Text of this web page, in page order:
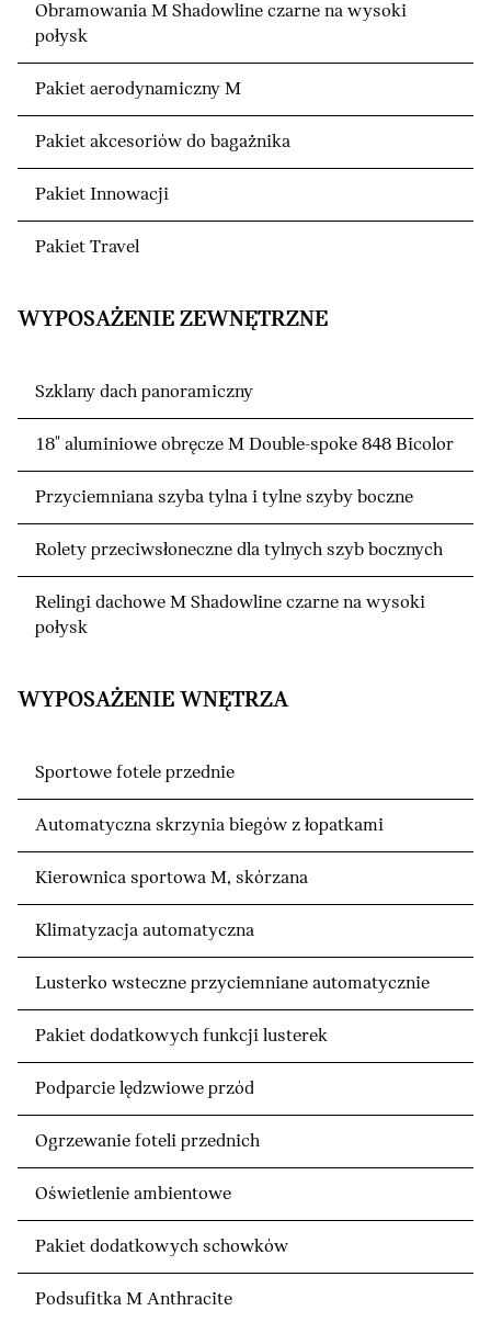
Obramowania M Shadowline czarne na wysoki
połysk
Pakiet aerodynamiczny M
Pakiet akcesoriów do bagażnika
Pakiet Innowacji
Pakiet Travel
WYPOSAŻENIE ZEWNĘTRZNE
Szklany dach panoramiczny
18" aluminiowe obręcze M Double-spoke 848 Bicolor
Przyciemniana szyba tylna i tylne szyby boczne
Rolety przeciwsłoneczne dla tylnych szyb bocznych
Relingi dachowe M Shadowline czarne na wysoki
połysk
WYPOSAŻENIE WNĘTRZA
Sportowe fotele przednie
Automatyczna skrzynia biegów z łopatkami
Kierownica sportowa M, skórzana
Klimatyzacja automatyczna
Lusterko wsteczne przyciemniane automatycznie
Pakiet dodatkowych funkcji lusterek
Podparcie lędzwiowe przód
Ogrzewanie foteli przednich
Oświetlenie ambientowe
Pakiet dodatkowych schowków
Podsufitka M Anthracite